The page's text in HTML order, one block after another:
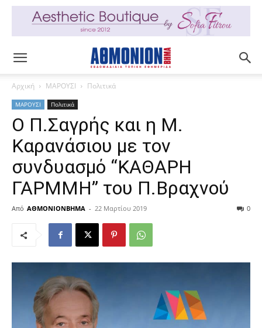
Αρχική ΜΑΡΟΥΣΙ Πολιτικά
ΜΑΡΟΥΣΙ Πολιτικά
Ο Π.Σαγρής και η Μ.
Καρανάσιου με τον
συνδυασμό “ΚΑΘΑΡΗ
ΓΑΡΜΜΗ” του Π.Βραχνού
Από ΑΘΜΟΝΙΟΝΒΗΜΑ - 22 Μαρτίου 2019 0